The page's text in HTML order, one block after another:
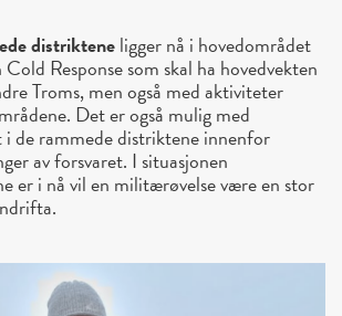
distrikteneligger nå i hovedområdet
Response som skal ha hovedvekten
Troms, men også med aktiviteter
Det er også mulig med
i de rammede distriktene innenfor
av forsvaret. I situasjonen
er i nå vil en militærøvelse være en stor